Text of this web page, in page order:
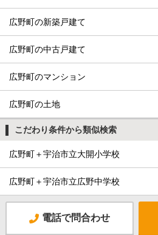
広野町の新築戸建て
広野町の中古戸建て
広野町のマンション
広野町の土地
こだわり条件から類似検索
広野町＋宇治市立大開小学校
広野町＋宇治市立広野中学校
電話で問合わせ